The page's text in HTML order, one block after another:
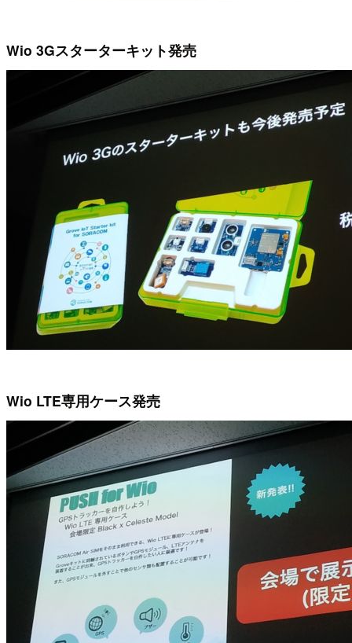
Wio 3Gスターターキット発売
Wio LTE専用ケース発売